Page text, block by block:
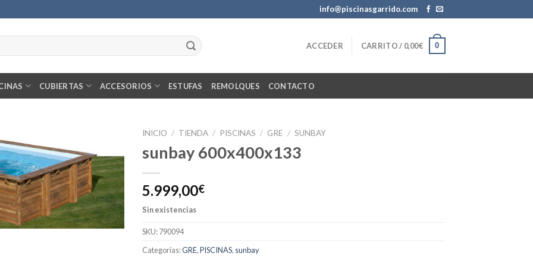
info@piscinasgarrido.com
ACCEDER CARRITO / 0,00€ 0
CUBIERTAS ACCESORIOS ESTUFAS REMOLQUES CONTACTO
INICIO / TIENDA / PISCINAS / GRE / SUNBAY
sunbay 600x400x133
5.999,00€
Sin existencias
SKU:790094
Categorías:GRE,PISCINAS, sunbay